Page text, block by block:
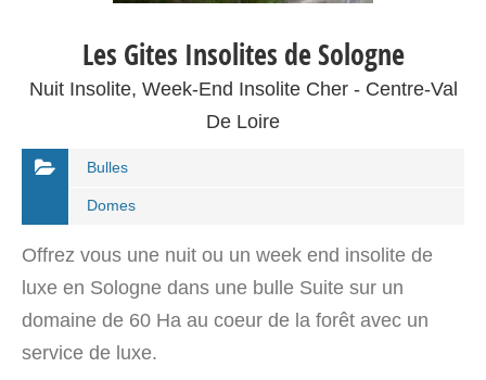
Les Gites Insolites de Sologne
Nuit Insolite, Week-End Insolite Cher - Centre-Val
De Loire
Bulles
Domes
Offrez vous une nuit ou un week end insolite de
luxe en Sologne dans une bulle Suite sur un
domaine de 60 Ha au coeur de la forêt avec un
service de luxe.